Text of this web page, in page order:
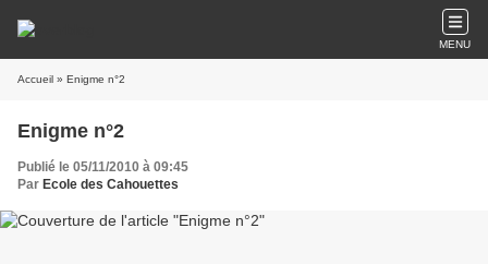
MENU
Accueil » Enigme n°2
Enigme n°2
Publié le 05/11/2010 à 09:45
Par Ecole des Cahouettes